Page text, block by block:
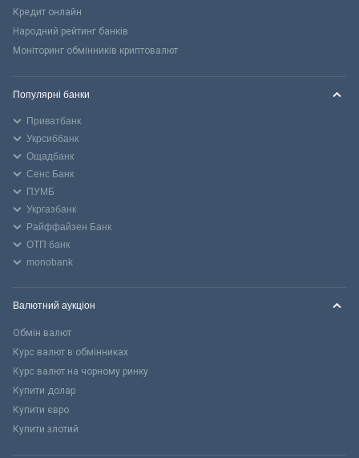
Кредит онлайн
Народний рейтинг банків
Моніторинг обмінників криптовалют
Популярні банки
Приватбанк
Укрсиббанк
Ощадбанк
Сенс Банк
ПУМБ
Укргазбанк
Райффайзен Банк
ОТП банк
monobank
Валютний аукціон
Обмін валют
Курс валют в обмінниках
Курс валют на чорному ринку
Купити долар
Купити євро
Купити злотий